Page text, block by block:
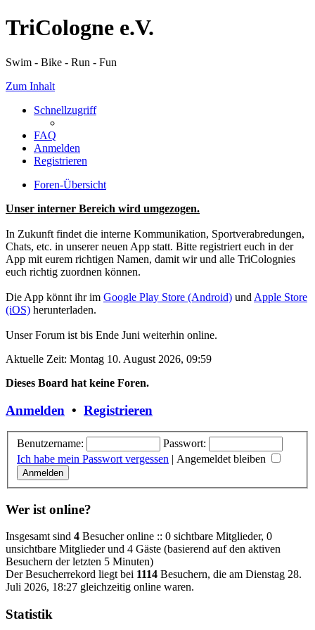
TriCologne e.V.
Swim - Bike - Run - Fun
Zum Inhalt
Schnellzugriff
FAQ
Anmelden
Registrieren
Foren-Übersicht
Unser interner Bereich wird umgezogen.
In Zukunft findet die interne Kommunikation, Sportverabredungen,
Chats, etc. in unserer neuen App statt. Bitte registriert euch in der
App mit eurem richtigen Namen, damit wir und alle TriColognies
euch richtig zuordnen können.
Die App könnt ihr im Google Play Store (Android) und Apple Store
(iOS) herunterladen.
Unser Forum ist bis Ende Juni weiterhin online.
Aktuelle Zeit: Montag 10. August 2026, 09:59
Dieses Board hat keine Foren.
Anmelden • Registrieren
Benutzername:
Passwort:
Ich habe mein Passwort vergessen | Angemeldet bleiben
Wer ist online?
Insgesamt sind 4 Besucher online :: 0 sichtbare Mitglieder, 0
unsichtbare Mitglieder und 4 Gäste (basierend auf den aktiven
Besuchern der letzten 5 Minuten)
Der Besucherrekord liegt bei 1114 Besuchern, die am Dienstag 28.
Juli 2026, 18:27 gleichzeitig online waren.
Statistik